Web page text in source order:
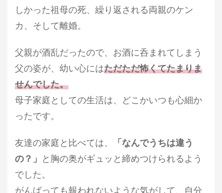
しかった祖母の死、繰り返される両親のケン
カ、そして離婚。
父親が酒乱だったので、 お酒に呑まれてしまう
父の姿が、幼い心にはただただ怖くてたまりま
せんでした。
母子家庭としての生活は、どこかいつも心細か
ったです。
友達の家庭と比べては、
「なんでうちは違う
の？」
と胸の奥がギュッと締めつけられるよう
でした。
がんばっても報われないような気がして、自分